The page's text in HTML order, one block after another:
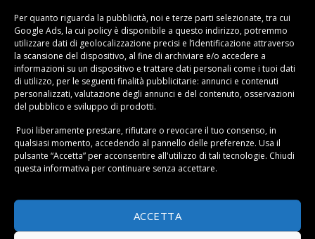
Per quanto riguarda la pubblicità, noi e terze parti selezionate, tra cui
Google Ads, la cui policy è disponibile a questo indirizzo, potremmo
utilizzare dati di geolocalizzazione precisi e l’identificazione attraverso
la scansione del dispositivo, al fine di archiviare e/o accedere a
informazioni su un dispositivo e trattare dati personali come i tuoi dati
di utilizzo, per le seguenti finalità pubblicitarie: annunci e contenuti
personalizzati, valutazione degli annunci e del contenuto, osservazioni
del pubblico e sviluppo di prodotti.
Puoi liberamente prestare, rifiutare o revocare il tuo consenso, in
qualsiasi momento, accedendo al pannello delle preferenze. Usa il
pulsante “Accetta” per acconsentire all'utilizzo di tali tecnologie. Chiudi
questa informativa per continuare senza accettare.
ACCETTA
materiale che si sta avvitando. Anche questo espediente
viene sfruttato come antisvitamento, in quanto la
rondella fa presa sul materiale, in modo che le
vibrazioni non favoriscano lo svitamento della vite, del
perno o del bullone.
Questo elemento è stato inserito inGuidee taggatoMateriali
Come coltivare basilico in
cucina
Togliere la muffa dal muro:
per rimuoverla